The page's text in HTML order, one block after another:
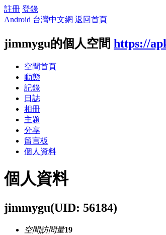
註冊 登錄
Android 台灣中文網 返回首頁
jimmygu的個人空間 https://
空間首頁
動態
記錄
日誌
相冊
主題
分享
留言板
個人資料
個人資料
jimmygu(UID: 56184)
空間訪問量19